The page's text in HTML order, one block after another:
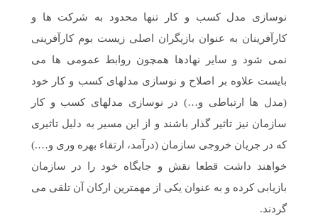
نوسازی مدل کسب و کار تنها محدود به شرکت ها و
کارآفرینان به عنوان بازیگران اصلی زیست بوم کارآفرینی
نمی شود و سایر نهادها همچون روابط عمومی ها می
بایست علاوه بر اصلاح و نوسازی مدل‏های کسب و کار خود
(مدل ها ارتباطی و…) در نوسازی مدل‏های کسب و کار
سازمان نیز تاثیر گذار باشند و از این مسیر به دلیل تاثیری
که در جریان خروجی سازمان (درآمد، ارتقاء بهره وری و….)
خواهند داشت قطعا نقش و جایگاه خود را در سازمان
بازیابی کرده و به عنوان یکی از مهمترین ارکان آن تلقی می
گردند.